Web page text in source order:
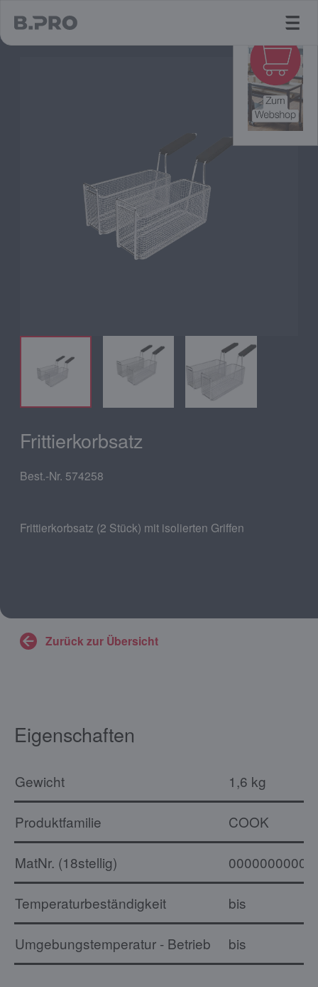
Frittierkorbsatz
Best.-Nr. 574258
Frittierkorbsatz (2 Stück) mit isolierten Griffen
Zurück zur Übersicht
Eigenschaften
Gewicht 1,6 kg
Produktfamilie COOK
MatNr. (18stellig)
Temperaturbeständigkeit bis
Umgebungstemperatur - Betrieb bis